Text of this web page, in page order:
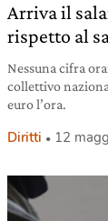
Arriva il
rispetto al
Nessuna cifra
collettivo
euro l’ora.
Diritti 12